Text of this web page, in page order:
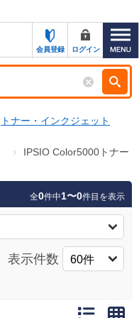
会員登録 ログイン
トナー・インクジェット
IPSIO Color5000トナー
全0件中1〜0件目を表示
表示件数